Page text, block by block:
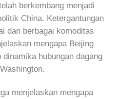
berkembang menjadi
China. Ketergantungan
dan berbagai komoditas
mengapa Beijing
hubungan dagang
menjelaskan mengapa